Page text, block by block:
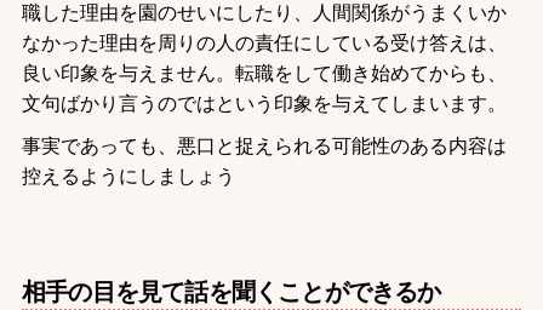
職した理由を園のせいにしたり、人間関係がうまくいか
なかった理由を周りの人の責任にしている受け答えは、
良い印象を与えません。転職をして働き始めてからも、
文句ばかり言うのではという印象を与えてしまいます。
事実であっても、悪口と捉えられる可能性のある内容は
控えるようにしましょう
相手の目を見て話を聞くことができるか